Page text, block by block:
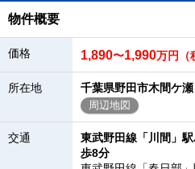
物件概要
価格 1,890〜1,990万円（
所在地 千葉県野田市木間ケ瀬
周辺地図
交通
東武野田線「川間」
歩8分